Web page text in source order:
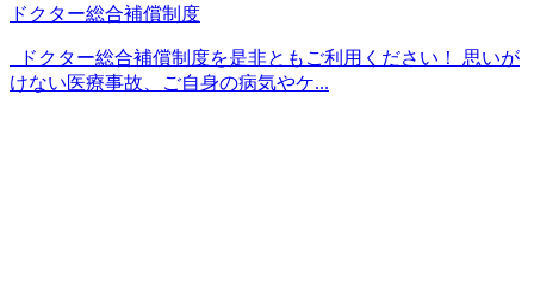
ドクター総合補償制度
ドクター総合補償制度を是非ともご利用ください！ 思いが
けない医療事故、ご自身の病気やケ...